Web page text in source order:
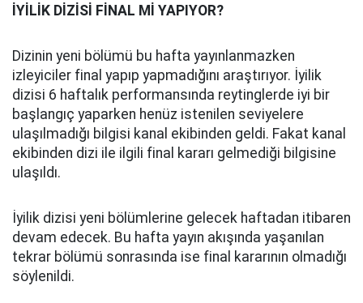
İYİLİK DİZİSİ FİNAL Mİ YAPIYOR?
Dizinin yeni bölümü bu hafta yayınlanmazken
izleyiciler final yapıp yapmadığını araştırıyor. İyilik
dizisi 6 haftalık performansında reytinglerde iyi bir
başlangıç yaparken henüz istenilen seviyelere
ulaşılmadığı bilgisi kanal ekibinden geldi. Fakat kanal
ekibinden dizi ile ilgili final kararı gelmediği bilgisine
ulaşıldı.
İyilik dizisi yeni bölümlerine gelecek haftadan itibaren
devam edecek. Bu hafta yayın akışında yaşanılan
tekrar bölümü sonrasında ise final kararının olmadığı
söylenildi.